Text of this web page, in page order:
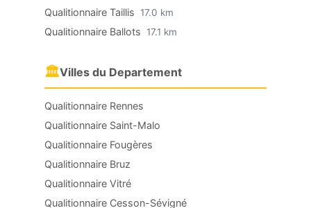
Qualitionnaire Taillis 17.0 km
Qualitionnaire Ballots 17.1 km
🏛Villes du Departement
Qualitionnaire Rennes
Qualitionnaire Saint-Malo
Qualitionnaire Fougères
Qualitionnaire Bruz
Qualitionnaire Vitré
Qualitionnaire Cesson-Sévigné